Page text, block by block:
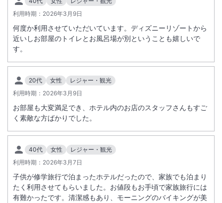
利用時期： 2026年3月9日
何度か利用させていただいています。ディズニーリゾートから
近いしお部屋のトイレとお風呂場が別ということも嬉しいで
す。
20代 女性
レジャー・観光
利用時期： 2026年3月9日
お部屋も大変満足でき、ホテル内のお店のスタッフさんもすご
く素敵な方ばかりでした。
40代 女性
レジャー・観光
利用時期： 2026年3月7日
子供が修学旅行で泊まったホテルだったので、家族でも泊まり
たく利用させてもらいました。お値段もお手頃で家族旅行には
有難かったです。清潔感もあり、モーニングのバイキングが美